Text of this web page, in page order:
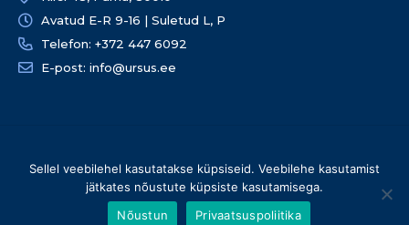
Avatud E-R 9-16 | Suletud L, P
Telefon: +372 447 6092
E-post: info@ursus.ee
+372 447 6090
Sellel veebilehel kasutatakse küpsiseid. Veebilehe kasutamist
jätkates nõustute küpsiste kasutamisega.
Nõustun
Privaatsuspoliitika